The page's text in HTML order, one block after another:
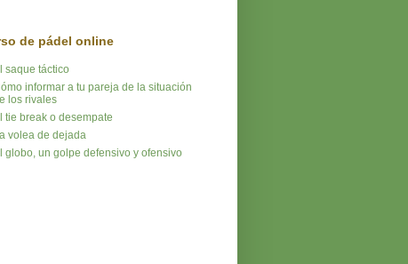
de pádel online
saque táctico
informar a tu pareja de la situación
los rivales
tie break o desempate
volea de dejada
globo, un golpe defensivo y ofensivo